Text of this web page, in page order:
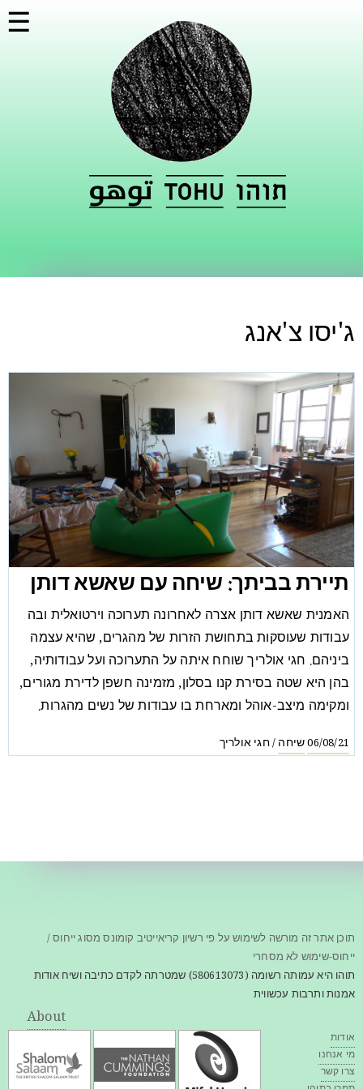
☰
ג'יסו צ'אנג
תיירת בביתך: שיחה עם שאשא דותן
האמנית שאשא דותן אצרה לאחרונה תערוכה וירטואלית ובה
עבודות שעוסקות בתחושת הזרות של מהגרים, שהיא עצמה
ביניהם. חגי אולריך שוחח איתה על התערוכה ועל עבודותיה,
בהן היא שטה בסירת קנו בסלון, מזמינה חשפן לדירת מגורים,
ומקימה מיצב-אוהל ומארחת בו עבודות של נשים מהגרות.
06/08/21שיחה/חגי אולריך
תוכן אתר זה מורשה לשימוש על פי רשיון קריאייטיב קומונס מסוג ייחוס /
ייחוס-שימוש לא מסחרי
תוהו היא עמותה רשומה (580613073) שמטרתה לקדם כתיבה ושיח אודות
אמנות ותרבות עכשווית
About
אודות
מי אנחנו
צרו קשר